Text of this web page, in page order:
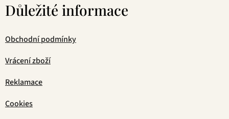
Důležité informace
Obchodní podmínky
Vrácení zboží
Reklamace
Cookies